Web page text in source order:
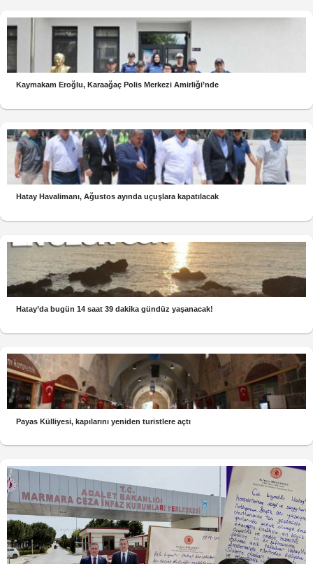
Kaymakam Eroğlu, Karaağaç Polis Merkezi Amirliği’nde
Hatay Havalimanı, Ağustos ayında uçuşlara kapatılacak
Hatay’da bugün 14 saat 39 dakika gündüz yaşanacak!
Payas Külliyesi, kapılarını yeniden turistlere açtı